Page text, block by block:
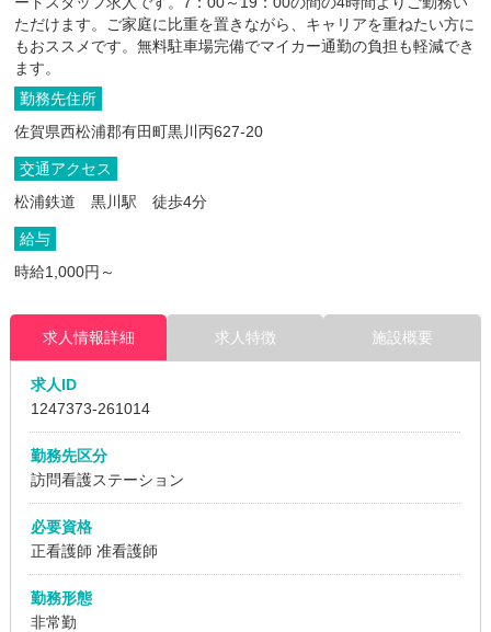
ただけます。ご家庭に比重を置きながら、キャリアを重ねたい方に
もおススメです。無料駐車場完備でマイカー通勤の負担も軽減でき
ます。
勤務先住所
佐賀県西松浦郡有田町黒川丙627-20
交通アクセス
松浦鉄道 黒川駅 徒歩4分
給与
時給1,000円～
求人情報詳細 求人特徴 施設概要
求人ID
1247373-261014
勤務先区分
訪問看護ステーション
必要資格
正看護師 准看護師
勤務形態
非常勤